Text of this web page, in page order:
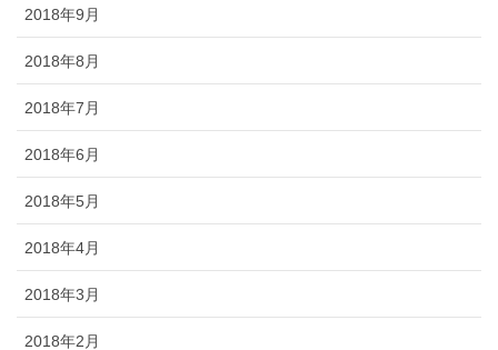
2018年9月
2018年8月
2018年7月
2018年6月
2018年5月
2018年4月
2018年3月
2018年2月